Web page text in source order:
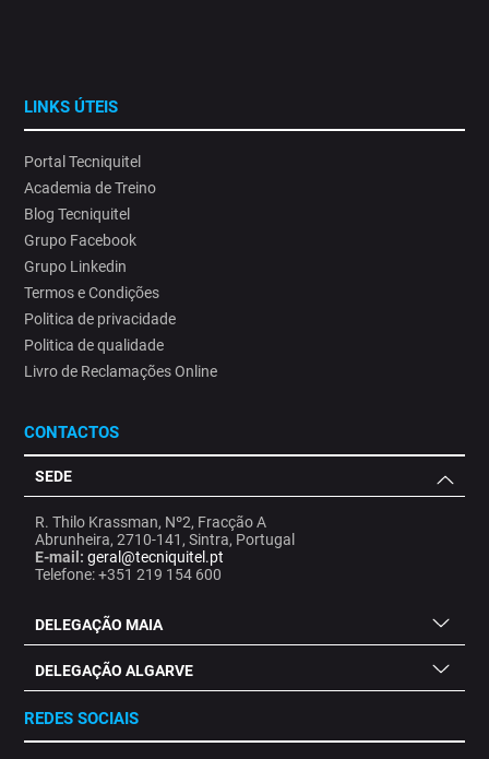
LINKS ÚTEIS
Portal Tecniquitel
Academia de Treino
Blog Tecniquitel
Grupo Facebook
Grupo Linkedin
Termos e Condições
Politica de privacidade
Politica de qualidade
Livro de Reclamações Online
CONTACTOS
SEDE
R. Thilo Krassman, Nº2, Fracção A
Abrunheira, 2710-141, Sintra, Portugal
E-mail: geral@tecniquitel.pt
Telefone: +351 219 154 600
DELEGAÇÃO MAIA
DELEGAÇÃO ALGARVE
REDES SOCIAIS